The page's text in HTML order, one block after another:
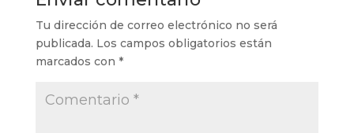
Tu dirección de correo electrónico no será
publicada. Los campos obligatorios están
marcados con *